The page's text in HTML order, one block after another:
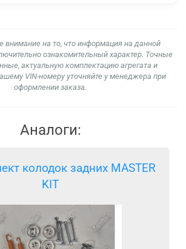
на то, что информация на данной
ознакомительный характер. Точные
актуальную комплектацию агрегата и
VIN-номеру уточняйте у менеджера при
оформлении заказа.
Аналоги:
колодок задних MASTER
KIT